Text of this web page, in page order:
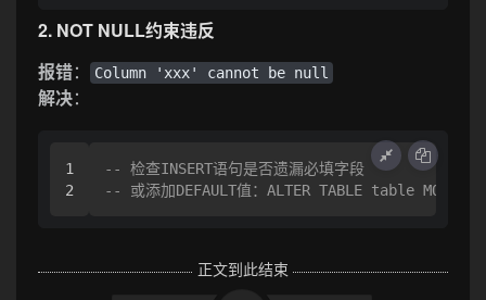
2. NOT NULL约束违反
报错： Column 'xxx' cannot be null
解决：
1
-- 检查INSERT语句是否遗漏必填字段
-- 或添加DEFAULT值：ALTER TABLE table
正文到此结束